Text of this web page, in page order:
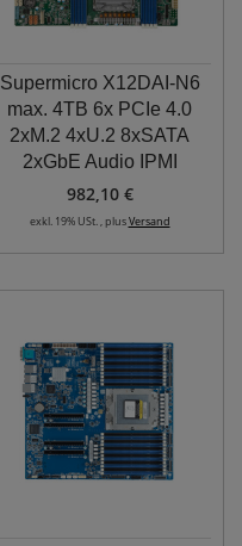
Supermicro X12DAI-N6
max. 4TB 6x PCIe 4.0
2xM.2 4xU.2 8xSATA
2xGbE Audio IPMI
982,10 €
exkl. 19% USt. , plusVersand